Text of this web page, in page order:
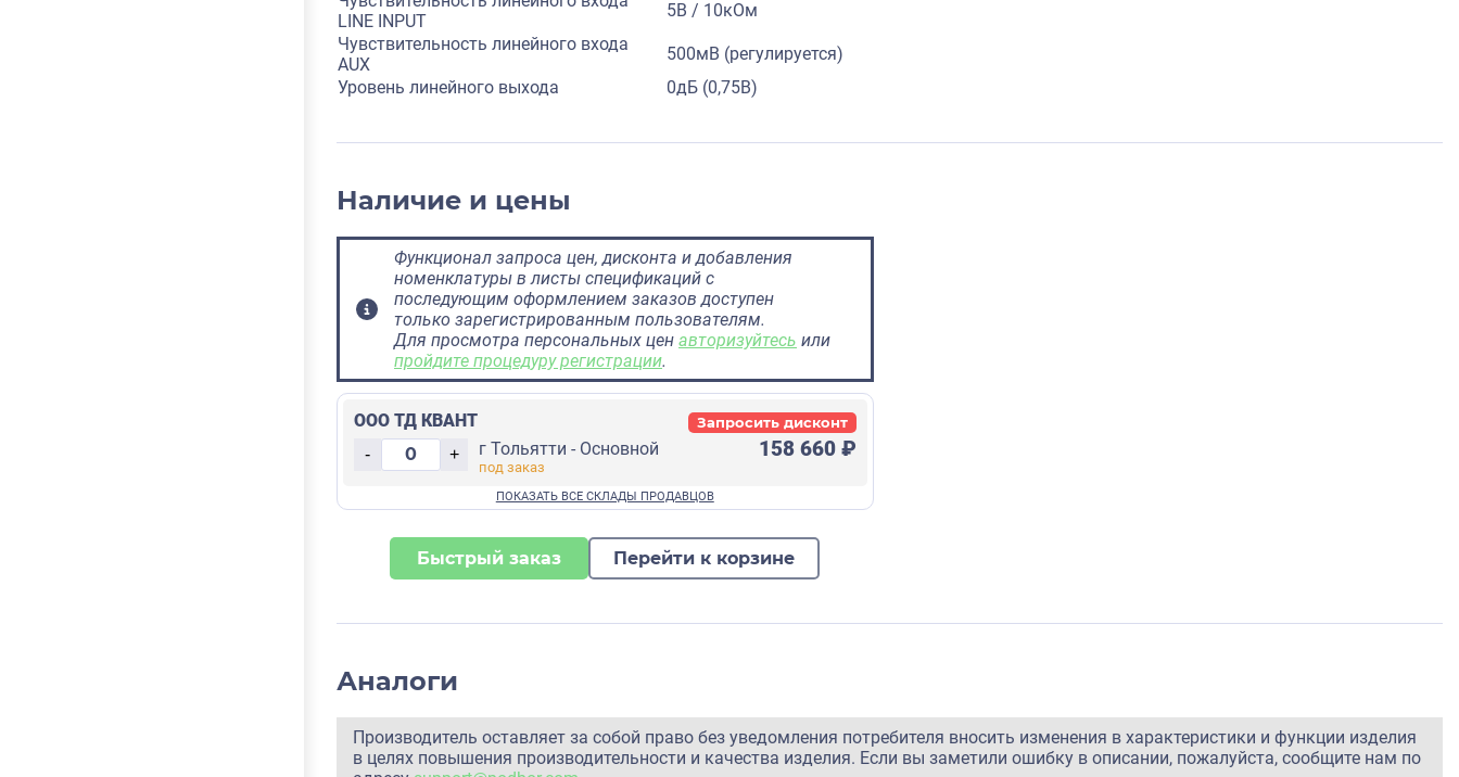
LINE INPUT
5В / 10кОм
Чувствительность линейного входа
AUX
500мВ (регулируется)
Уровень линейного выхода
0дБ (0,75В)
Наличие и цены
Функционал запроса цен, дисконта и добавления
номенклатуры в листы спецификаций с
последующим оформлением заказов доступен
только зарегистрированным пользователям.
Для просмотра персональных цен авторизуйтесь или
пройдите процедуру регистрации.
ООО ТД КВАНТ
- + г Тольятти - Основной 158 660 ₽
Запросить дисконт
Быстрый заказ Перейти к корзине
Аналоги
Производитель оставляет за собой право без уведомления потребителя вносить изменения в характеристики и функции изделия
в целях повышения производительности и качества изделия. Если вы заметили ошибку в описании, пожалуйста, сообщите нам по